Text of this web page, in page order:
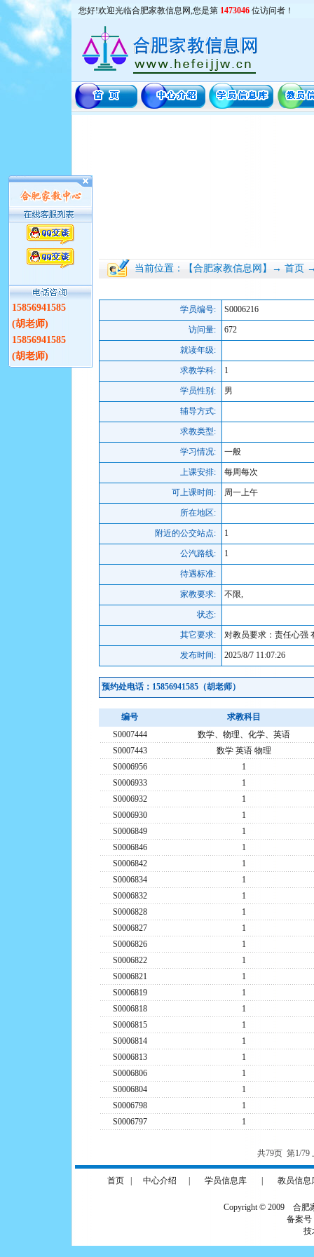
您好!欢迎光临合肥家教信息网,您是第 1473046 位访问者！
当前位置：【合肥家教信息网】→ 首页
学员编号: S0006216
访问量: 672
就读年级:
求教学科: 1
学员性别: 男
辅导方式:
求教类型:
学习情况: 一般
上课安排: 每周每次
可上课时间: 周一上午
所在地区:
附近的公交站点: 1
公汽路线: 1
待遇标准:
家教要求: 不限,
状态:
其它要求: 对教员要求：责任心强
发布时间: 2025/8/7 11:07:26
预约处电话：15856941585（胡老师）
编号
求教科目
S0007444
数学、物理、化学、英语
S0007443
数学 英语 物理
S0006956
1
S0006933
1
S0006932
1
S0006930
1
S0006849
1
S0006846
1
S0006842
1
S0006834
1
S0006832
1
S0006828
1
S0006827
1
S0006826
1
S0006822
1
S0006821
1
S0006819
1
S0006818
1
S0006815
1
S0006814
1
S0006813
1
S0006806
1
S0006804
1
S0006798
1
S0006797
1
共79页 第1/79
首页 中心介绍 学员信息库 教员信息
Copyright © 2009 合肥
备案号
技
15856941585
(胡老师)
15856941585
(胡老师)